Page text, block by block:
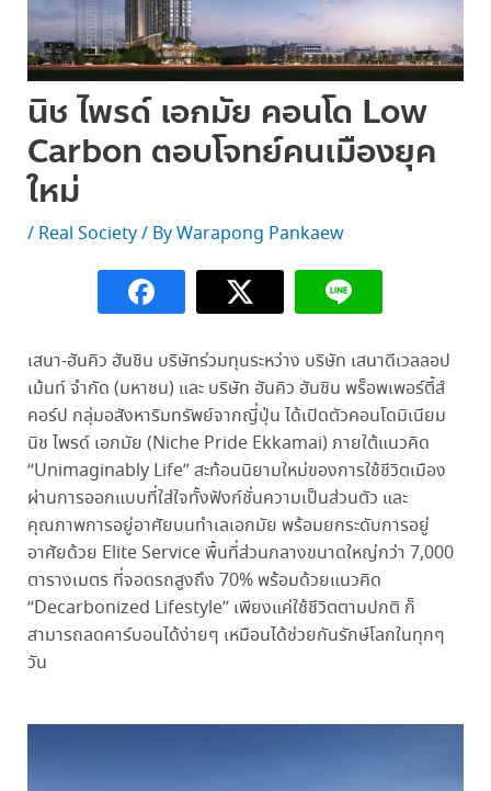
นิช ไพรด์ เอกมัย คอนโด Low
Carbon ตอบโจทย์คนเมืองยุค
ใหม่
/ Real Society/ ByWarapong Pankaew
เสนา-ฮันคิว ฮันชิน บริษัทร่วมทุนระหว่าง บริษัท เสนาดีเวลลอป
เม้นท์ จำกัด (มหาชน) และ บริษัท ฮันคิว ฮันชิน พร็อพเพอร์ตี้ส์
คอร์ป กลุ่มอสังหาริมทรัพย์จากญี่ปุ่น ได้เปิดตัวคอนโดมิเนียม
นิช ไพรด์ เอกมัย (Niche Pride Ekkamai) ภายใต้แนวคิด
“Unimaginably Life” สะท้อนนิยามใหม่ของการใช้ชีวิตเมือง
ผ่านการออกแบบที่ใส่ใจทั้งฟังก์ชั่นความเป็นส่วนตัว และ
คุณภาพการอยู่อาศัยบนทำเลเอกมัย พร้อมยกระดับการอยู่
อาศัยด้วย Elite Service พื้นที่ส่วนกลางขนาดใหญ่กว่า 7,000
ตารางเมตร ที่จอดรถสูงถึง 70% พร้อมด้วยแนวคิด
“Decarbonized Lifestyle” เพียงแค่ใช้ชีวิตตามปกติ ก็
สามารถลดคาร์บอนได้ง่ายๆ เหมือนได้ช่วยกันรักษ์โลกในทุกๆ
วัน